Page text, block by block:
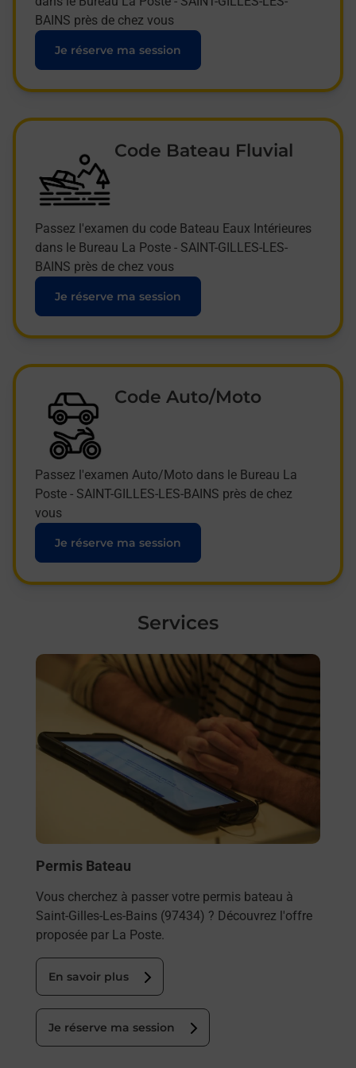
BAINS près de chez vous
Je réserve ma session
Code Bateau Fluvial
Passez l'examen du code Bateau Eaux Intérieures
dans le Bureau La Poste - SAINT-GILLES-LES-
BAINS près de chez vous
Je réserve ma session
Code Auto/Moto
Passez l'examen Auto/Moto dans le Bureau La
Poste - SAINT-GILLES-LES-BAINS près de chez
vous
Je réserve ma session
Services
En savoir plus
Permis Bateau
Vous cherchez à passer votre permis bateau à
Saint-Gilles-Les-Bains (97434) ? Découvrez l'offre
proposée par La Poste.
En savoir plus
Je réserve ma session